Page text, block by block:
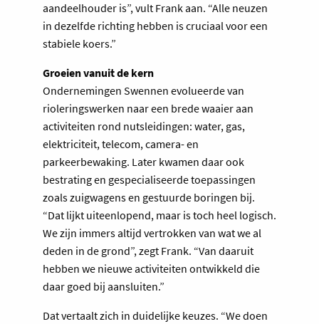
aandeelhouder is”, vult Frank aan. “Alle neuzen
in dezelfde richting hebben is cruciaal voor een
stabiele koers.”
Groeien vanuit de kern
Ondernemingen Swennen evolueerde van
rioleringswerken naar een brede waaier aan
activiteiten rond nutsleidingen: water, gas,
elektriciteit, telecom, camera- en
parkeerbewaking. Later kwamen daar ook
bestrating en gespecialiseerde toepassingen
zoals zuigwagens en gestuurde boringen bij.
“Dat lijkt uiteenlopend, maar is toch heel logisch.
We zijn immers altijd vertrokken van wat we al
deden in de grond”, zegt Frank. “Van daaruit
hebben we nieuwe activiteiten ontwikkeld die
daar goed bij aansluiten.”
Dat vertaalt zich in duidelijke keuzes. “We doen